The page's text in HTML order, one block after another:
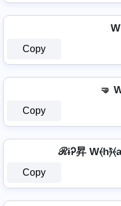
Copy
🤜
Copy
ℛɨᎮ昇
Copy